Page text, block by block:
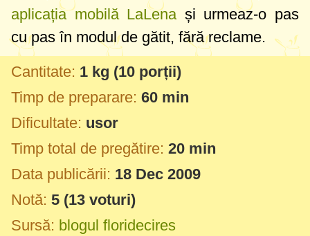
aplicația mobilă LaLena și urmeaz-o pas
cu pas în modul de gătit, fără reclame.
Cantitate: 1 kg (10 porții)
Timp de preparare: 60 min
Dificultate: usor
Timp total de pregătire: 20 min
Data publicării: 18 Dec 2009
Notă: 5 (13 voturi)
Sursă: blogul floridecires